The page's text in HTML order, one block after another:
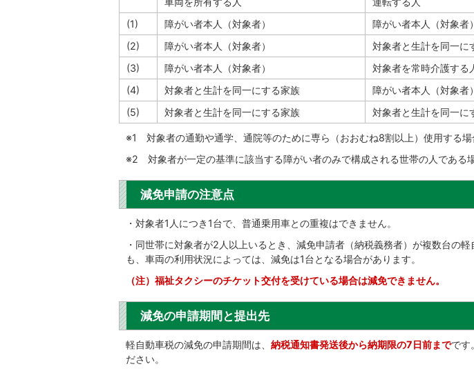
(1)
障がい者本人（対象者）
障がい者本人（対象者）
(2)
障がい者本人（対象者）
対象者と生計を同一に
(3)
障がい者本人（対象者）
対象者を常時介護す
(4)
対象者と生計を同一にする家族
障がい者本人（対象者）
(5)
対象者と生計を同一にする家族 対象者と生計を同一
※1 対象者の通勤や通学、通院等のために専ら（おおむね8割以上）使用する場
※2 対象者が一定の基準に該当する障がい者のみで構成される世帯の人である場
減免申請の注意点
・対象者1人につき1台で、普通乗用車との重複はできません。
・同世帯に対象者が2人以上いるとき、減免申請者（納税義務者）が複数台の
も、車両の利用状況によっては、減免は1台となる場合があります。
（注）福祉タクシーのチケット交付を受けている場合は減免できません。
減免の申請期間と提出先
軽自動車税の減免の申請期間は、 納税通知書発送後から納期限の7日前までです
ださい。